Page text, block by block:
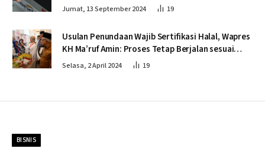
Jumat, 13 September 2024 19
Usulan Penundaan Wajib Sertifikasi Halal, Wapres
KH Ma’ruf Amin: Proses Tetap Berjalan sesuai
Penahapan
Selasa, 2 April 2024 19
BISNIS